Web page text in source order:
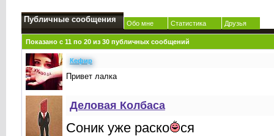
Публичные сообщения Обо мне Статистика Друзья
Показано с 11 по 20из 30публичных сообщений
Кефир
Привет лалка
Деловая Колбаса
Соник уже раско ся